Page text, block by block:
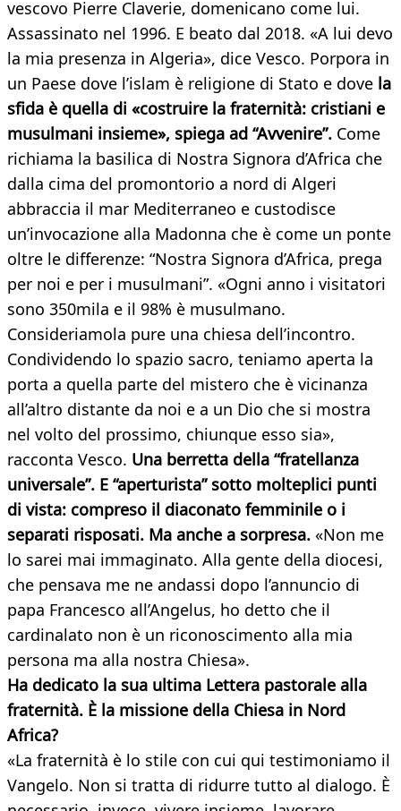
vescovo Pierre Claverie, domenicano come lui.
Assassinato nel 1996. E beato dal 2018. «A lui devo
la mia presenza in Algeria», dice Vesco. Porpora in
un Paese dove l’islam è religione di Stato e dove la
sfida è quella di «costruire la fraternità: cristiani e
musulmani insieme», spiega ad “Avvenire”. Come
richiama la basilica di Nostra Signora d’Africa che
dalla cima del promontorio a nord di Algeri
abbraccia il mar Mediterraneo e custodisce
un’invocazione alla Madonna che è come un ponte
oltre le differenze: “Nostra Signora d’Africa, prega
per noi e per i musulmani”. «Ogni anno i visitatori
sono 350mila e il 98% è musulmano.
Consideriamola pure una chiesa dell’incontro.
Condividendo lo spazio sacro, teniamo aperta la
porta a quella parte del mistero che è vicinanza
all’altro distante da noi e a un Dio che si mostra
nel volto del prossimo, chiunque esso sia»,
racconta Vesco. Una berretta della “fratellanza
universale”. E “aperturista” sotto molteplici punti
di vista: compreso il diaconato femminile o i
separati risposati. Ma anche a sorpresa. «Non me
lo sarei mai immaginato. Alla gente della diocesi,
che pensava me ne andassi dopo l’annuncio di
papa Francesco all’Angelus, ho detto che il
cardinalato non è un riconoscimento alla mia
persona ma alla nostra Chiesa».
Ha dedicato la sua ultima Lettera pastorale alla
fraternità. È la missione della Chiesa in Nord
Africa?
«La fraternità è lo stile con cui qui testimoniamo il
Vangelo. Non si tratta di ridurre tutto al dialogo. È